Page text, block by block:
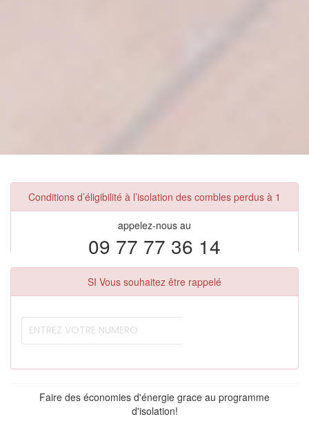
Conditions d’éligibilité à l’isolation des combles perdus à 1
appelez-nous au
09 77 77 36 14
SI Vous souhaitez être rappelé
Faire des économies d'énergie grace au programme
d'isolation!